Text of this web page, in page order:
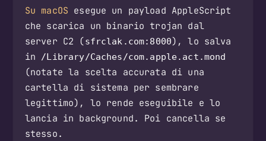
Su macOS esegue un payload AppleScript
che scarica un binario trojan dal
server C2 (sfrclak.com:8000), lo salva
in
/Library/Caches/com.apple.act.mond
(notate la scelta accurata di una
cartella di sistema per sembrare
legittimo), lo rende eseguibile e lo
lancia in background. Poi cancella se
stesso.